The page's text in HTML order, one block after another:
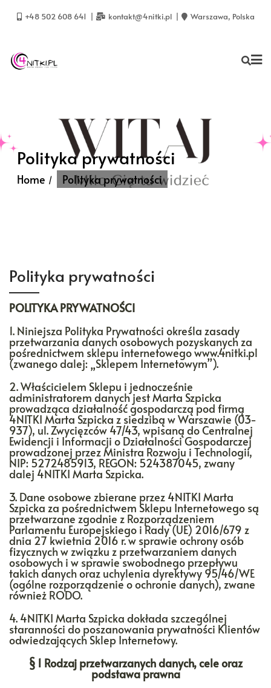
+48 502 608 641 kontakt@4nitki.pl Warszawa, Polska
Polityka prywatności
Home Polityka prywatności
Polityka prywatności
POLITYKA PRYWATNOŚCI
1. Niniejsza Polityka Prywatności określa zasady
przetwarzania danych osobowych pozyskanych za
pośrednictwem sklepu internetowego www.4nitki.pl
(zwanego dalej: „Sklepem Internetowym”).
2. Właścicielem Sklepu i jednocześnie
administratorem danych jest Marta Szpicka
prowadząca działalność gospodarczą pod firmą
4NITKI Marta Szpicka z siedzibą w Warszawie (03-
937), ul. Zwycięzców 47/43, wpisaną do Centralnej
Ewidencji i Informacji o Działalności Gospodarczej
prowadzonej przez Ministra Rozwoju i Technologii,
NIP: 5272485913, REGON: 524387045, zwany
dalej 4NITKI Marta Szpicka.
3. Dane osobowe zbierane przez 4NITKI Marta
Szpicka za pośrednictwem Sklepu Internetowego są
przetwarzane zgodnie z Rozporządzeniem
Parlamentu Europejskiego i Rady (UE) 2016/679 z
dnia 27 kwietnia 2016 r. w sprawie ochrony osób
fizycznych w związku z przetwarzaniem danych
osobowych i w sprawie swobodnego przepływu
takich danych oraz uchylenia dyrektywy 95/46/WE
(ogólne rozporządzenie o ochronie danych), zwane
również RODO.
4. 4NITKI Marta Szpicka dokłada szczególnej
staranności do poszanowania prywatności Klientów
odwiedzających Sklep Internetowy.
§ 1 Rodzaj przetwarzanych danych, cele oraz
podstawa prawna